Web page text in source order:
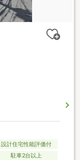
設計住宅性能評価付
駐車2台以上